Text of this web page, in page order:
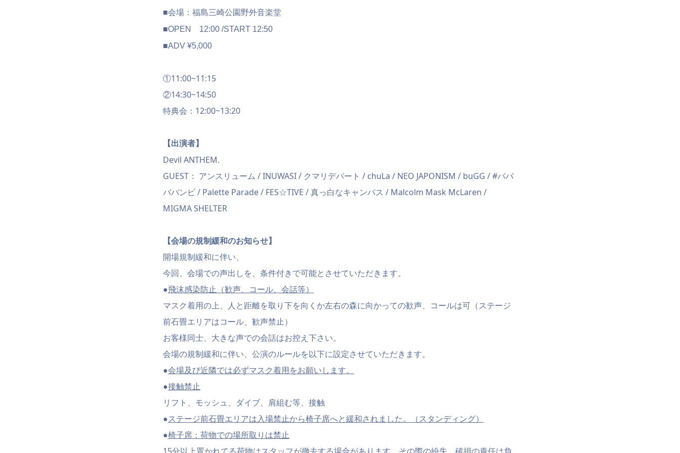
■会場：福島三崎公園野外音楽堂
■OPEN 12:00 /START 12:50
■ADV ¥5,000
①11:00~11:15
②14:30~14:50
特典会：12:00~13:20
【出演者】
Devil ANTHEM.
GUEST： アンスリューム / INUWASI / クマリデパート / chuLa / NEO JAPONISM / buGG / #ババ
ババンビ / Palette Parade / FES☆TIVE / 真っ白なキャンバス / Malcolm Mask McLaren /
MIGMA SHELTER
【会場の規制緩和のお知らせ】
開場規制緩和に伴い、
今回、会場での声出しを、条件付きで可能とさせていただきます。
●飛沫感染防止（歓声、コール、会話等）
マスク着用の上、 人と距離を取り下を向くか左右の森に向かっての歓声、 コールは可（ステージ
前石畳エリアはコール、歓声禁止）
お客様同士、大きな声での会話はお控え下さい。
会場の規制緩和に伴い、 公演のルールを以下に設定させていただきます。
●会場及び近隣では必ずマスク着用をお願いします。
●接触禁止
リフト、モッシュ、ダイブ、肩組む等、接触
●ステージ前石畳エリアは入場禁止から椅子席へと緩和されました。（スタンディング）
●椅子席：荷物での場所取りは禁止